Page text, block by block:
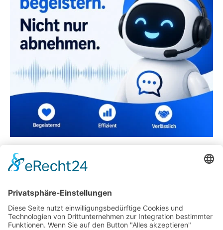
Die Kunst, sein Homeoffice perfekt einzurichten
Geiseltalsee Umfrage mit Marketingempfehlungen